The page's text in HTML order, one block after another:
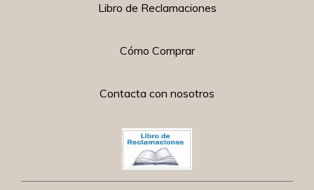
Libro de Reclamaciones
Cómo Comprar
Contacta con nosotros